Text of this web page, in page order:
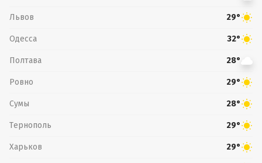
Львов 29°
Одесса 32°
Полтава 28°
Ровно 29°
Сумы 28°
Тернополь 29°
Харьков 29°